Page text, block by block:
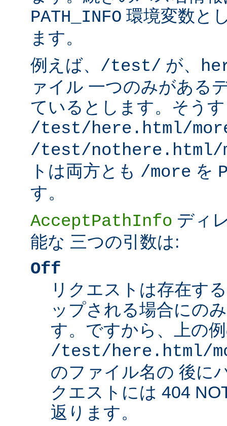
PATH_INFO 環境変数と
ます。
例えば、 /test/ が、
ァイル 一つのみがある
ているとします。そう
/test/here.html/
/test/nothere.html/
トは両方とも /more を
す。
AcceptPathInfo ディ
能な 三つの引数は:
Off
リクエストは存在す
ップされる場合にの
す。ですから、上の
/test/here.html/
のファイル名の 後に
クエストには 404
返ります。